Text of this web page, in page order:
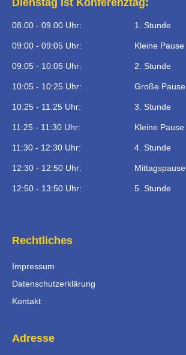
Dienstag ist Konferenztag:
08.00 - 09.00 Uhr: 1. Stunde
09:00 - 09:05 Uhr: Kleine Pause
09:05 - 10:05 Uhr: 2. Stunde
10:05 - 10:25 Uhr: Große Pause
10:25 - 11:25 Uhr: 3. Stunde
11:25 - 11:30 Uhr: Kleine Pause
11:30 - 12:30 Uhr: 4. Stunde
12:30 - 12:50 Uhr: Mittagspause
12:50 - 13:50 Uhr: 5. Stunde
Rechtliches
Impressum
Datenschutzerklärung
Kontakt
Adresse